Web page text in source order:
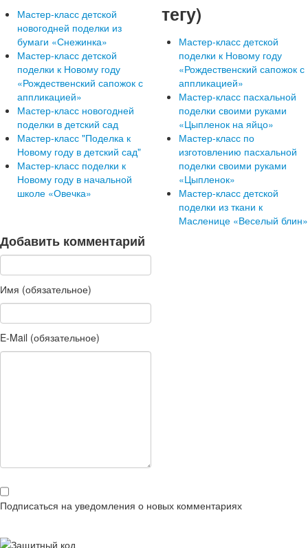
Мастер-класс детской
новогодней поделки из
бумаги «Снежинка»
Мастер-класс детской
поделки к Новому году
«Рождественский сапожок с
аппликацией»
Мастер-класс новогодней
поделки в детский сад
Мастер-класс "Поделка к
Новому году в детский сад"
Мастер-класс поделки к
Новому году в начальной
школе «Овечка»
тегу)
Мастер-класс детской
поделки к Новому году
«Рождественский сапожок с
аппликацией»
Мастер-класс пасхальной
поделки своими руками
«Цыпленок на яйцо»
Мастер-класс по
изготовлению пасхальной
поделки своими руками
«Цыпленок»
Мастер-класс детской
поделки из ткани к
Масленице «Веселый блин»
Добавить комментарий
Имя (обязательное)
E-Mail (обязательное)
Подписаться на уведомления о новых комментариях